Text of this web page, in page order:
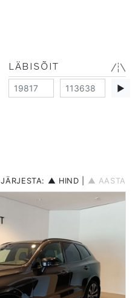
LÄBISÕIT
▶
JÄRJESTA: ▲ HIND ▲ AASTA